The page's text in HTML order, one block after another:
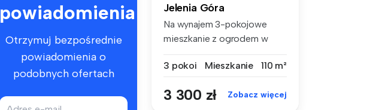
powiadomienia
Otrzymuj bezpośrednie
powiadomienia o
podobnych ofertach
Jelenia Góra
Na wynajem 3-pokojowe
mieszkanie z ogrodem w
3 pokoi
Mieszkanie 110 m²
3 300 zł Zobacz więcej